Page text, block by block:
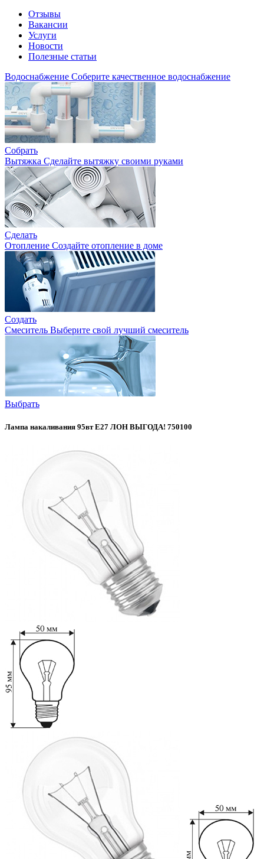
Отзывы
Вакансии
Услуги
Новости
Полезные статьи
Водоснабжение Соберите качественное водоснабжение
Собрать
Вытяжка Сделайте вытяжку своими руками
Сделать
Отопление Создайте отопление в доме
Создать
Смеситель Выберите свой лучший смеситель
Выбрать
Лампа накаливания 95вт Е27 ЛОН ВЫГОДА! 750100